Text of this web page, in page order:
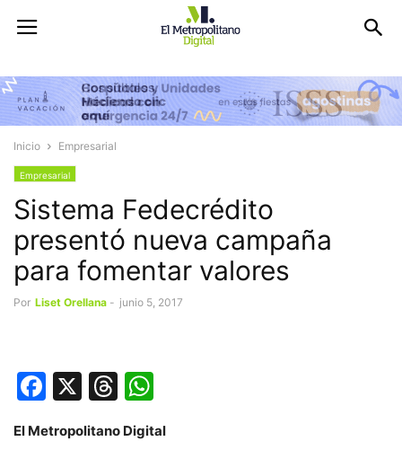
Inicio Empresarial
Empresarial
Sistema Fedecrédito
presentó nueva campaña
para fomentar valores
Por Liset Orellana - junio 5, 2017
Facebook
X Threads
El Metropolitano Digital